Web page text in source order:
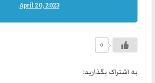
April 20, 2023
0
به اشتراک بگذارید: